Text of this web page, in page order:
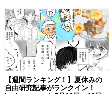
【週間ランキング！】夏休みの
自由研究記事がランクイン！